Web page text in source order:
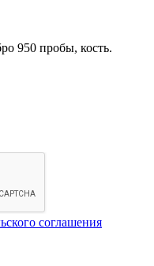
950 пробы, кость.
соглашения